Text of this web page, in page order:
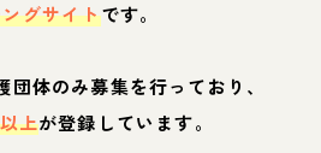
グサイトです。
体のみ募集を行っており、
上が登録しています。